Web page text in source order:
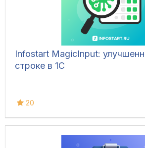
Infostart MagicInput:
строке в 1С
20